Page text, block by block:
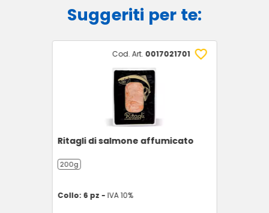
Suggeriti per te:
Cod. Art. 0017021701
Ritagli di salmone affumicato
200g
Collo: 6 pz - IVA 10%